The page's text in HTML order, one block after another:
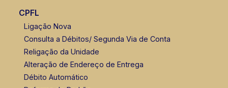
CPFL
Ligação Nova
Consulta a Débitos/ Segunda Via de Conta
Religação da Unidade
Alteração de Endereço de Entrega
Débito Automático